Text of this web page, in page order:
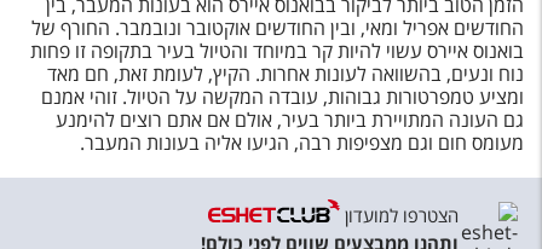
החודשים אפריל ומאי, ובין החודשים אוקטובר ונובמבר. החורף של
בואנוס איירס עשוי להיות קר במיוחד והטיול בעיר בתקופה זו פחות
נוח ונעים, בהשוואה לעונות אחרות. הקיץ, לעומת זאת, חם מאד
ומציע טמפרטורות גבוהות, עובדה המקשה על הטיול. זוהי אמנם
גם העונה המתויירת ביותר בעיר, אולם אם אתם רוצים להימנע
מעומס חום וגם מצפיפות רבה, הגיעו אליה בעונות המעבר.
הצטרפו למועדון
ותהנו ממבצעים שווים לפני כולם!